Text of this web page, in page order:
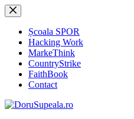
Sari
la
conținutȘcoala SPOR
Hacking Work
MarkeThink
CountryStrike
FaithBook
Contact